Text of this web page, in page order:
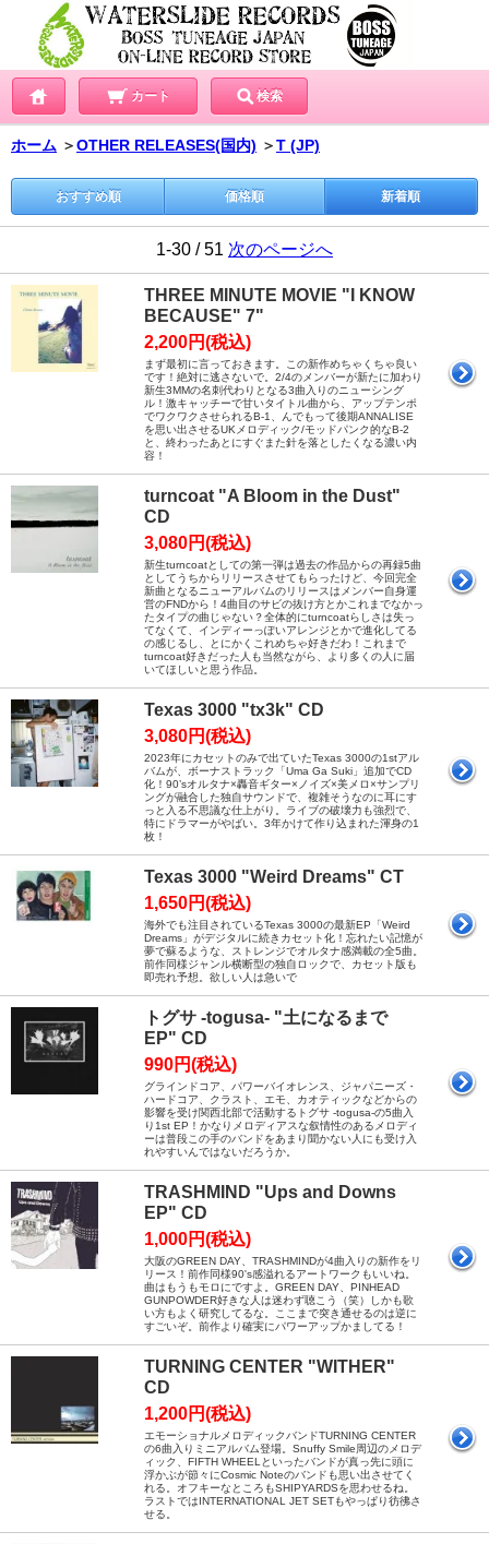
カート 検索
ホーム ＞OTHER RELEASES(国内) ＞T (JP)
おすすめ順 価格順 新着順
1-30 / 51 次のページへ
THREE MINUTE MOVIE "I KNOW
BECAUSE" 7"
2,200円(税込)
まず最初に言っておきます。この新作めちゃくちゃ良い
です！絶対に逃さないで。2/4のメンバーが新たに加わり
新生3MMの名刺代わりとなる3曲入りのニューシング
ル！激キャッチーで甘いタイトル曲から、アップテンポ
でワクワクさせられるB-1、んでもって後期ANNALISE
を思い出させるUKメロディック/モッドパンク的なB-2
と、終わったあとにすぐまた針を落としたくなる濃い内
容！
turncoat "A Bloom in the Dust"
CD
3,080円(税込)
新生turncoatとしての第一弾は過去の作品からの再録5曲
としてうちからリリースさせてもらったけど、今回完全
新曲となるニューアルバムのリリースはメンバー自身運
営のFNDから！4曲目のサビの抜け方とかこれまでなかっ
たタイプの曲じゃない？全体的にturncoatらしさは失っ
てなくて、インディーっぽいアレンジとかで進化してる
の感じるし、とにかくこれめちゃ好きだわ！これまで
turncoat好きだった人も当然ながら、より多くの人に届
いてほしいと思う作品。
Texas 3000 "tx3k" CD
3,080円(税込)
2023年にカセットのみで出ていたTexas 3000の1stアル
バムが、ボーナストラック「Uma Ga Suki」追加でCD
化！90’sオルタナ×轟音ギター×ノイズ×美メロ×サンプリ
ングが融合した独自サウンドで、複雑そうなのに耳にす
っと入る不思議な仕上がり。ライブの破壊力も強烈で、
特にドラマーがやばい。3年かけて作り込まれた渾身の1
枚！
Texas 3000 "Weird Dreams" CT
1,650円(税込)
海外でも注目されているTexas 3000の最新EP「Weird
Dreams」がデジタルに続きカセット化！忘れたい記憶が
夢で蘇るような、ストレンジでオルタナ感満載の全5曲。
前作同様ジャンル横断型の独自ロックで、カセット版も
即売れ予想。欲しい人は急いで
トグサ -togusa- "土になるまで
EP" CD
990円(税込)
グラインドコア、パワーバイオレンス、ジャパニーズ・
ハードコア、クラスト、エモ、カオティックなどからの
影響を受け関西北部で活動するトグサ -togusa-の5曲入
り1st EP！かなりメロディアスな叙情性のあるメロディ
ーは普段この手のバンドをあまり聞かない人にも受け入
れやすいんではないだろうか。
TRASHMIND "Ups and Downs
EP" CD
1,000円(税込)
大阪のGREEN DAY、TRASHMINDが4曲入りの新作をリ
リース！前作同様90's感溢れるアートワークもいいね。
曲はもうもモロにですよ。GREEN DAY、PINHEAD
GUNPOWDER好きな人は迷わず聴こう（笑）しかも歌
い方もよく研究してるな。ここまで突き通せるのは逆に
すごいぞ。前作より確実にパワーアップかましてる！
TURNING CENTER "WITHER"
CD
1,200円(税込)
エモーショナルメロディックバンドTURNING CENTER
の6曲入りミニアルバム登場。Snuffy Smile周辺のメロデ
ィック、FIFTH WHEELといったバンドが真っ先に頭に
浮かぶが節々にCosmic Noteのバンドも思い出させてく
れる。オフキーなところもSHIPYARDSを思わせるね。
ラストではINTERNATIONAL JET SETもやっぱり彷彿さ
せる。